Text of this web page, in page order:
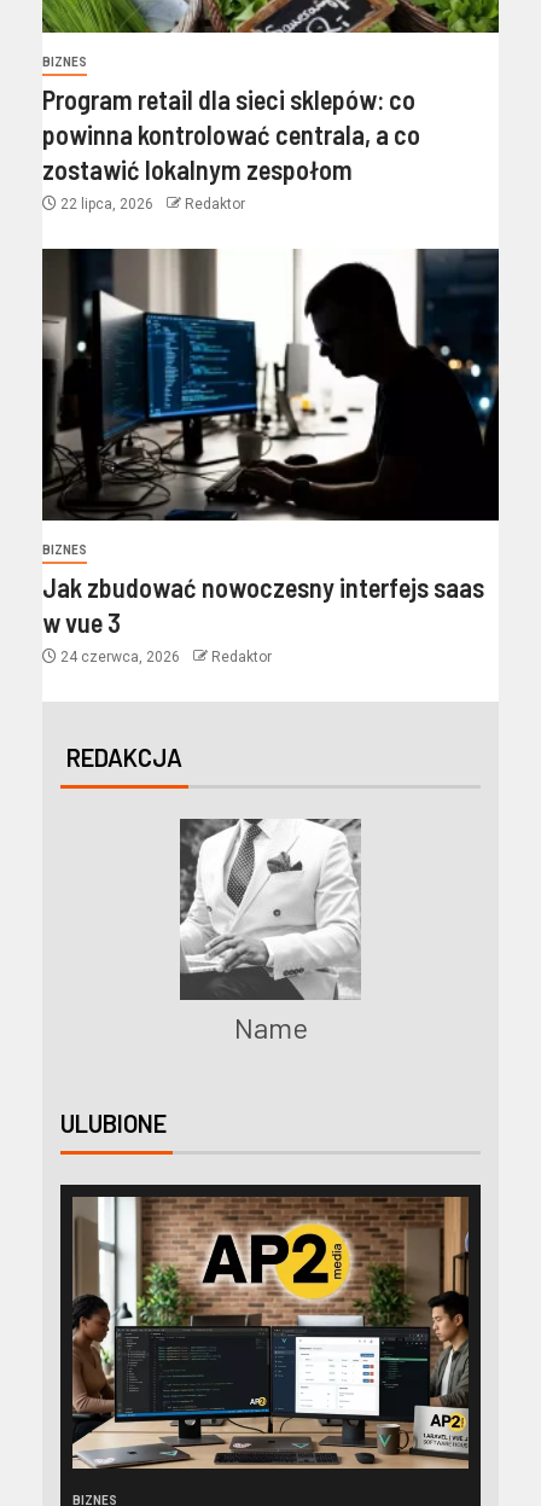
BIZNES
Program retail dla sieci sklepów: co
powinna kontrolować centrala, a co
zostawić lokalnym zespołom
22 lipca, 2026 Redaktor
BIZNES
Jak zbudować nowoczesny interfejs saas
w vue 3
24 czerwca, 2026 Redaktor
REDAKCJA
Name
ULUBIONE
BIZNES